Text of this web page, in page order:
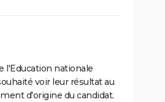
l'Education nationale
voir leur résultat au
d'origine du candidat.